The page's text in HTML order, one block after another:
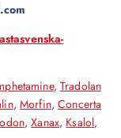
, Tradolan
,Morfin,Concerta
,Xanax, Ksalol,